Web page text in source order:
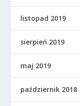
listopad 2019
sierpień 2019
maj 2019
październik 2018